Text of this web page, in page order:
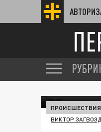
ПРОИСШЕСТВИЯ
ВИКТОР